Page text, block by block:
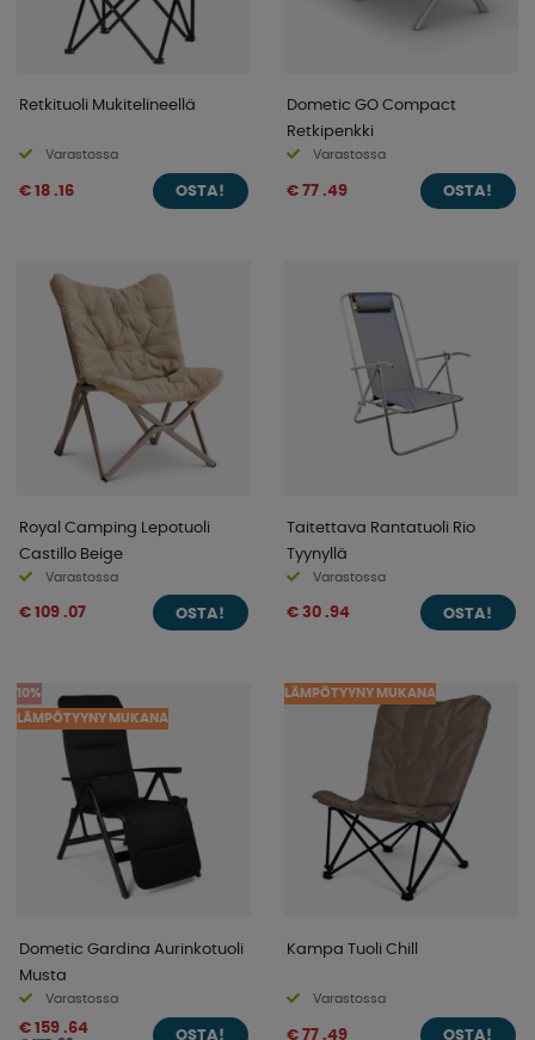
Retkituoli Mukitelineellä
Varastossa
€ 18 .16 OSTA!
Dometic GO Compact
Retkipenkki
Varastossa
€ 77 .49 OSTA!
Royal Camping Lepotuoli
Castillo Beige
Varastossa
€ 109 .07 OSTA!
Taitettava Rantatuoli Rio
Tyynyllä
Varastossa
€ 30 .94 OSTA!
10%
LÄMPÖTYYNY MUKANA
Dometic Gardina Aurinkotuoli
Musta
Varastossa
€ 159 .64 OSTA!
LÄMPÖTYYNY MUKANA
Kampa Tuoli Chill
Varastossa
€ 77 .49 OSTA!